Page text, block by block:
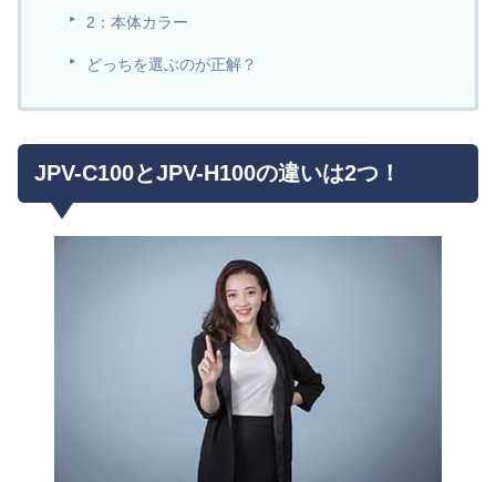
2：本体カラー
どっちを選ぶのが正解？
JPV-C100とJPV-H100の違いは2つ！